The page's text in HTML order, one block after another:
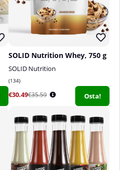
SOLID Nutrition Whey, 750 g
SOLID Nutrition
134
€30.49€35.59 Osta!